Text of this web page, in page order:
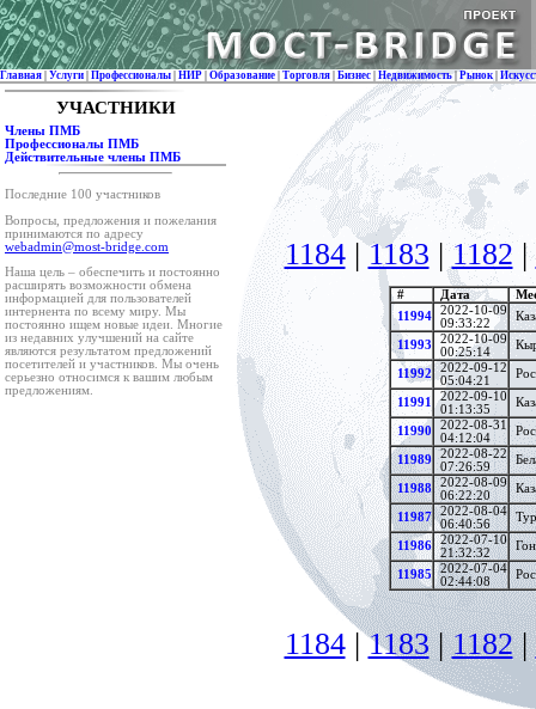
Главная Услуги Профессионалы НИР Образование Торговля Бизнес Недвижимость|Рынок
УЧАСТНИКИ
Члены ПМБ
Профессионалы ПМБ
Действительные члены ПМБ
Последние 100 участников
Вопросы, предложения и пожелания
принимаются по адресу
webadmin@most-bridge.com
Наша цель – обеспечить и постоянно
расширять возможности обмена
информацией для пользователей
интернента по всему миру. Мы
постоянно ищем новые идеи. Многие
из недавних улучшений на сайте
являются результатом предложений
посетителей и участников. Мы очень
серьезно относимся к вашим любым
предложениям.
1184|1183 |1182|
# Дата
11994
2022-10-09
09:33:22
11993
2022-10-09
00:25:14
11992
2022-09-12
05:04:21
11991
2022-09-10
01:13:35
11990
2022-08-31
04:12:04
11989
2022-08-22
07:26:59
11988
2022-08-09
06:22:20
11987
2022-08-04
06:40:56
11986
2022-07-10
21:32:32
11985
2022-07-04
02:44:08
1184|1183|1182|